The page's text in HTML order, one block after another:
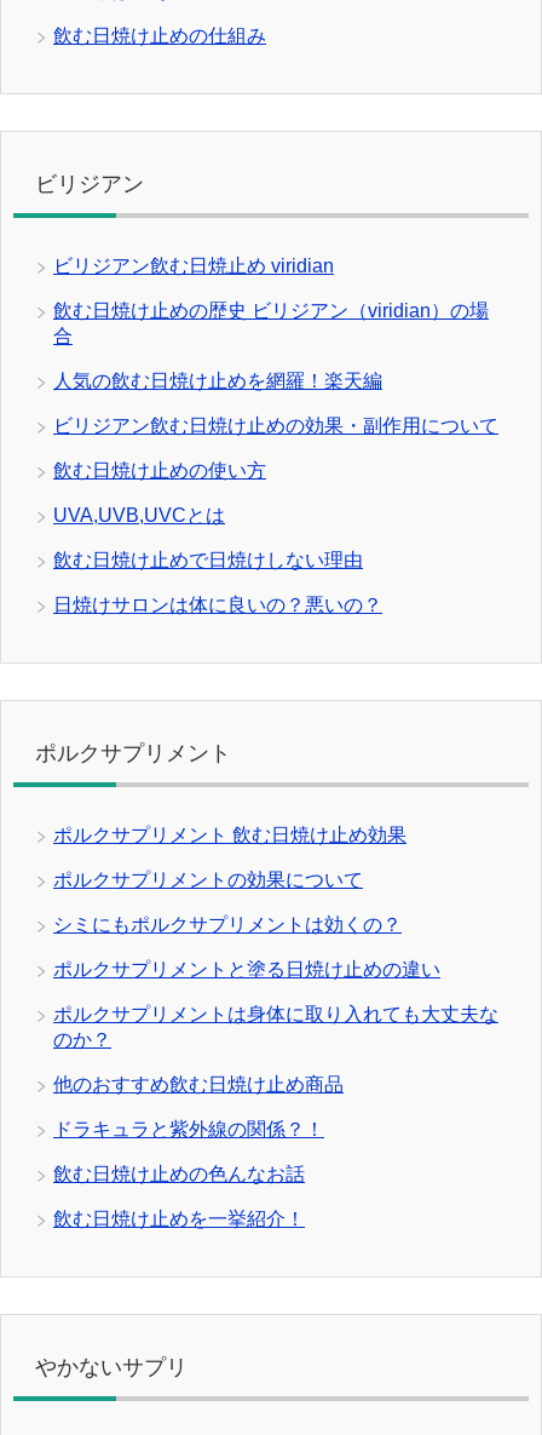
飲む日焼け止めの仕組み
ビリジアン
ビリジアン飲む日焼止め viridian
飲む日焼け止めの歴史 ビリジアン（viridian）の場
合
人気の飲む日焼け止めを網羅！楽天編
ビリジアン飲む日焼け止めの効果・副作用について
飲む日焼け止めの使い方
UVA,UVB,UVCとは
飲む日焼け止めで日焼けしない理由
日焼けサロンは体に良いの？悪いの？
ポルクサプリメント
ポルクサプリメント 飲む日焼け止め効果
ポルクサプリメントの効果について
シミにもポルクサプリメントは効くの？
ポルクサプリメントと塗る日焼け止めの違い
ポルクサプリメントは身体に取り入れても大丈夫な
のか？
他のおすすめ飲む日焼け止め商品
ドラキュラと紫外線の関係？！
飲む日焼け止めの色んなお話
飲む日焼け止めを一挙紹介！
やかないサプリ